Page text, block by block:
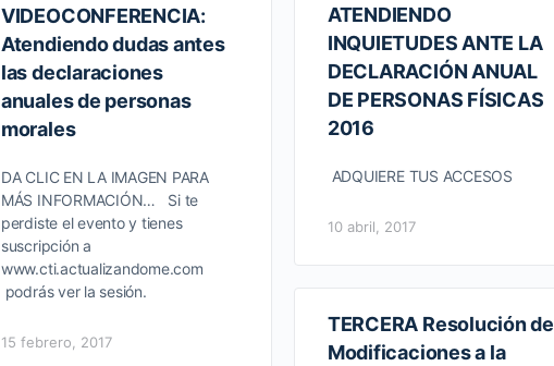
ATENDIENDO
INQUIETUDES ANTE LA
DECLARACIÓN ANUAL
DE PERSONAS FÍSICAS
2016
ADQUIERE TUS ACCESOS
10 abril, 2017
VIDEOCONFERENCIA:
Atendiendo dudas antes
las declaraciones
anuales de personas
morales
DA CLIC EN LA IMAGEN PARA
MÁS INFORMACIÓN… Si te
perdiste el evento y tienes
suscripción a
www.cti.actualizandome.com
podrás ver la sesión.
15 febrero, 2017
TERCERA Resolución de
Modificaciones a la